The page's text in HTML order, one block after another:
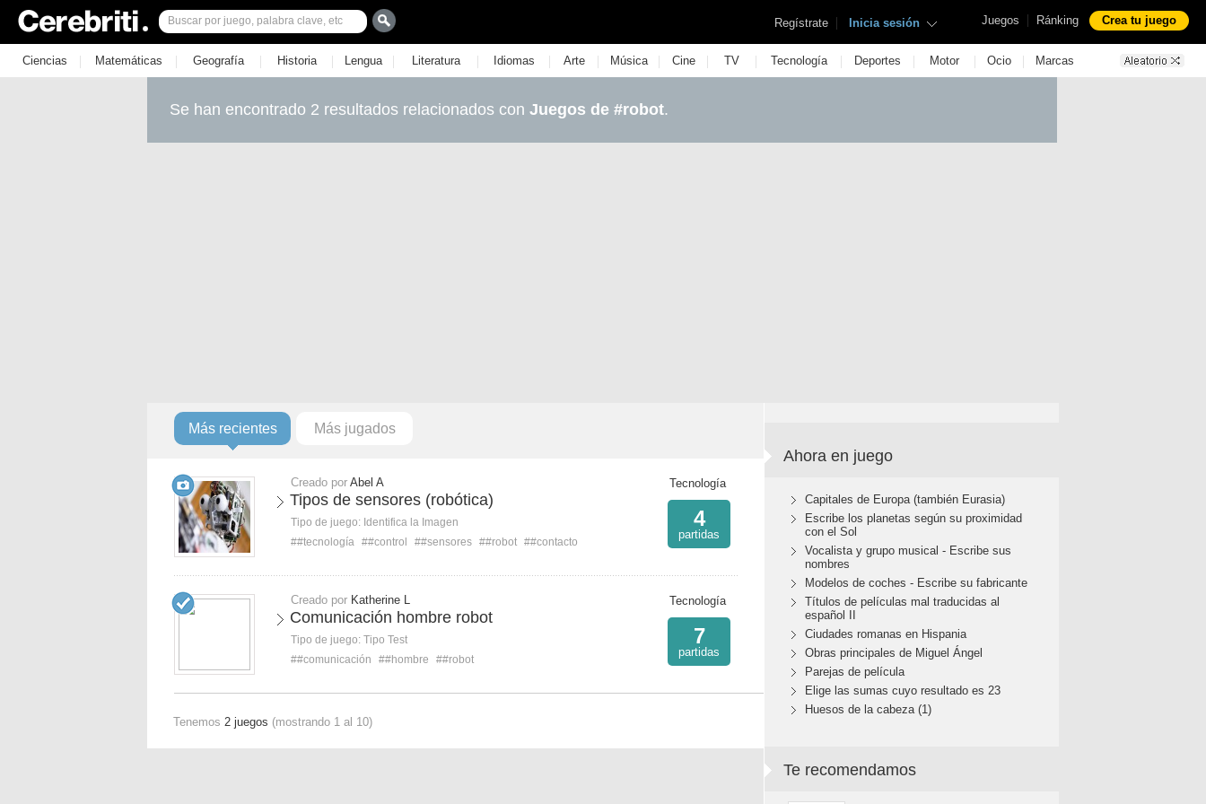
Juegos | Ránking Crea tu juego
Regístrate | Inicia sesión
Ciencias | Matemáticas | Geografía | Historia | Lengua | Literatura | Idiomas | Arte | Música | Cine | TV | Tecnología | Deportes | Motor | Ocio | Marcas
Se han encontrado 2 resultados relacionados con Juegos de #robot.
Más recientes Más jugados
Creado por Abel A
Tipos de sensores (robótica)
Tipo de juego: Identifica la Imagen
##tecnología ##control ##sensores ##robot ##contacto
Tecnología
4
partidas
Creado por Katherine L
Comunicación hombre robot
Tipo de juego: Tipo Test
##comunicación
##hombre ##robot
Tecnología
7
partidas
Tenemos 2 juegos (mostrando 1 al 10)
Ahora en juego
Capitales de Europa (también Eurasia)
Escribe los planetas según su proximidad
con el Sol
Vocalista y grupo musical - Escribe sus
nombres
Modelos de coches - Escribe su fabricante
Títulos de películas mal traducidas al
español II
Ciudades romanas en Hispania
Obras principales de Miguel Ángel
Parejas de película
Elige las sumas cuyo resultado es 23
Huesos de la cabeza (1)
Te recomendamos